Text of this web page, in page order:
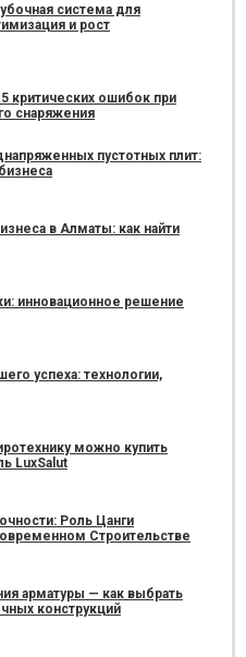
система для
и рост
критических ошибок при
снаряжения
пустотных плит:
в Алматы: как найти
инновационное решение
успеха: технологии,
можно купить
LuxSalut
Роль Цанги
Строительстве
арматуры — как выбрать
конструкций